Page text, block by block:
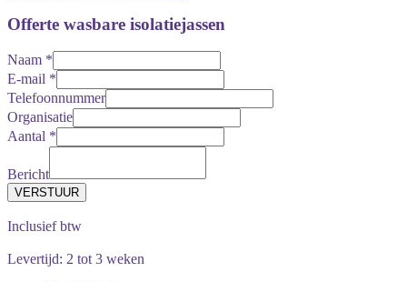
Offerte wasbare isolatiejassen
Naam *
E-mail *
Telefoonnummer
Organisatie
Aantal *
Bericht
Inclusief btw
Levertijd: 2 tot 3 weken